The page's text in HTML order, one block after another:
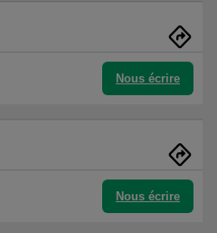
Nous écrire
Nous écrire